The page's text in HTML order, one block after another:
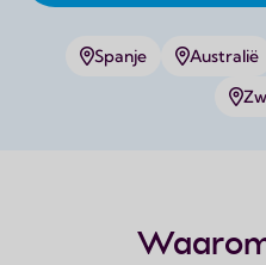
Spanje Australië